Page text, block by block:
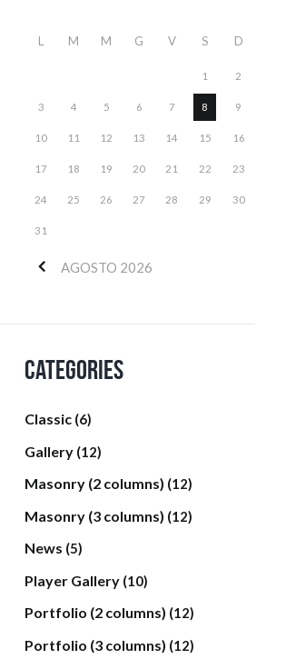
AGOSTO 2026
L M M G V S D
1 2
3 4 5 6 7 8 9
10 11 12 13 14 15 16
17 18 19 20 21 22 23
24 25 26 27 28 29 30
31
Categories
Classic (6)
Gallery (12)
Masonry (2 columns) (12)
Masonry (3 columns) (12)
News (5)
Player Gallery (10)
Portfolio (2 columns) (12)
Portfolio (3 columns) (12)